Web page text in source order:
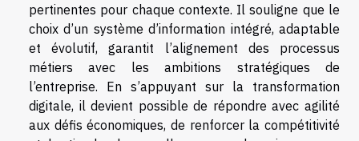
pertinentes pour chaque contexte. Il souligne que le
choix d’un système d’information intégré, adaptable
et évolutif, garantit l’alignement des processus
métiers avec les ambitions stratégiques de
l’entreprise. En s’appuyant sur la transformation
digitale, il devient possible de répondre avec agilité
aux défis économiques, de renforcer la compétitivité